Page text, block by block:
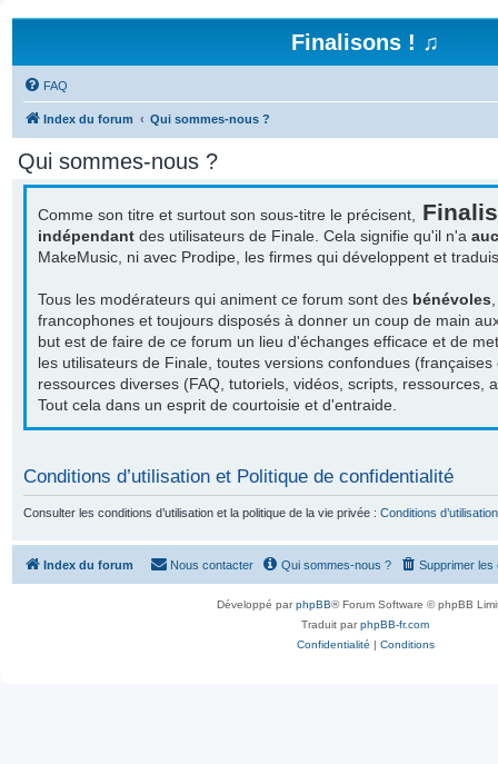
Finalisons ! ♫
FAQ
Index du forum Qui sommes-nous ?
Qui sommes-nous ?
Comme son titre et surtout son sous-titre le précisent,
indépendant des utilisateurs de Finale. Cela signifie qu'il n'a
MakeMusic, ni avec Prodipe, les firmes qui développent et
Tous les modérateurs qui animent ce forum sont des bénévoles
francophones et toujours disposés à donner un coup de main
but est de faire de ce forum un lieu d'échanges efficace et de
les utilisateurs de Finale, toutes versions confondues
ressources diverses (FAQ, tutoriels, vidéos, scripts, ressources,
Tout cela dans un esprit de courtoisie et d'entraide.
Conditions d’utilisation et Politique de confidentialité
Consulter les conditions d’utilisation et la politique de la vie privée : Conditions d’utilisation
Index du forum Supprimer les
Qui sommes-nous ?
Nous contacter
Développé parphpBB® Forum Software © phpBB
Traduit parphpBB-fr.com
Confidentialité | Conditions